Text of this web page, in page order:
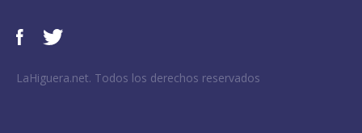
LaHiguera.net. Todos los derechos reservados